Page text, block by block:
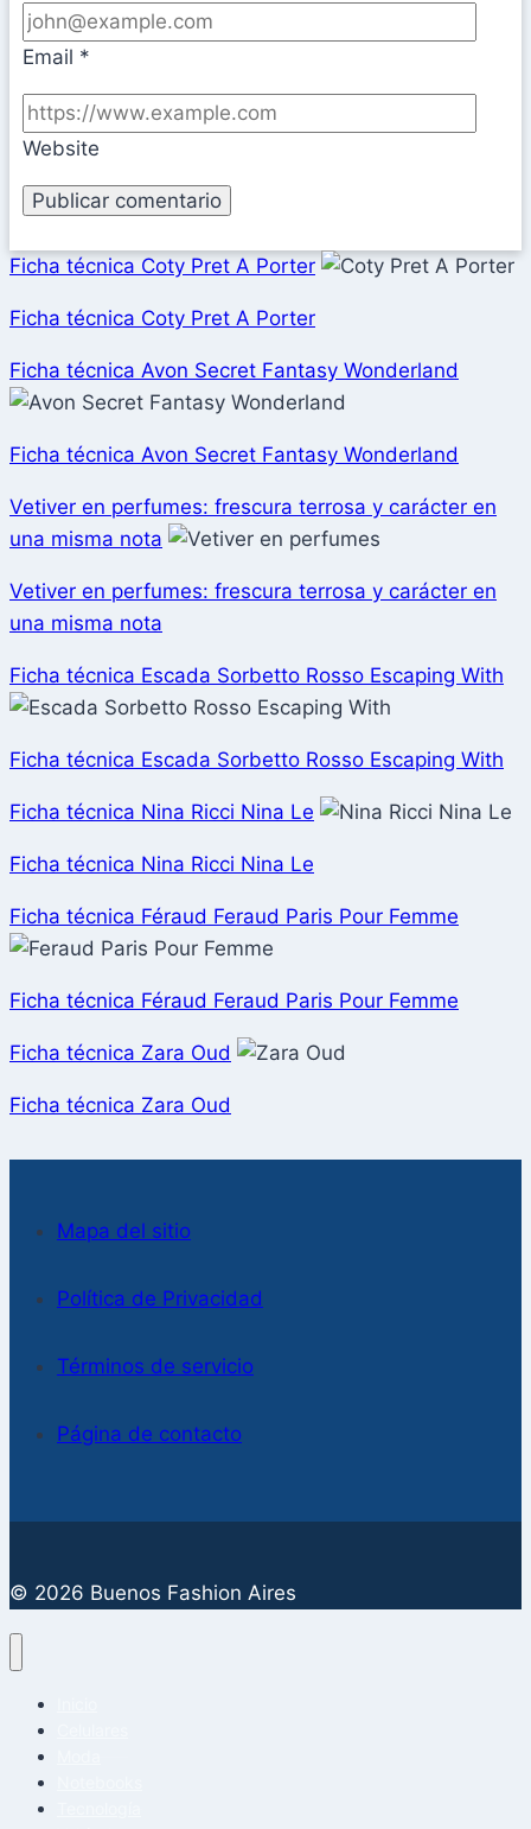
Email *
Website
Ficha técnica Coty Pret A Porter
Ficha técnica Coty Pret A Porter
Ficha técnica Avon Secret Fantasy Wonderland
Ficha técnica Avon Secret Fantasy Wonderland
Vetiver en perfumes: frescura terrosa y carácter en
una misma nota
Vetiver en perfumes: frescura terrosa y carácter en
una misma nota
Ficha técnica Escada Sorbetto Rosso Escaping With
Ficha técnica Escada Sorbetto Rosso Escaping With
Ficha técnica Nina Ricci Nina Le
Ficha técnica Nina Ricci Nina Le
Ficha técnica Féraud Feraud Paris Pour Femme
Ficha técnica Féraud Feraud Paris Pour Femme
Ficha técnica Zara Oud
Ficha técnica Zara Oud
Mapa del sitio
Política de Privacidad
Términos de servicio
Página de contacto
© 2026 Buenos Fashion Aires